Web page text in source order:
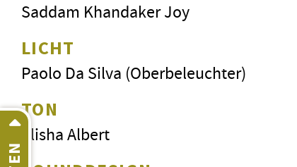
Saddam Khandaker Joy
LICHT
Paolo Da Silva (Oberbeleuchter)
TON
Elisha Albert